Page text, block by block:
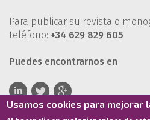
Para publicar su revista o
teléfono: +34 629 829 605
Puedes encontrarnos en
Usamos cookies para mejorar